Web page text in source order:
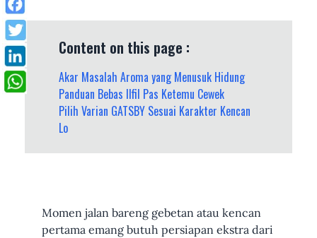
Content on this page :
Akar Masalah Aroma yang Menusuk Hidung
Panduan Bebas Ilfil Pas Ketemu Cewek
Pilih Varian GATSBY Sesuai Karakter Kencan
Lo
Momen jalan bareng gebetan atau kencan
pertama emang butuh persiapan ekstra dari